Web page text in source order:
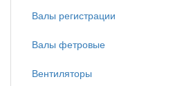
Валы регистрации
Валы фетровые
Вентиляторы